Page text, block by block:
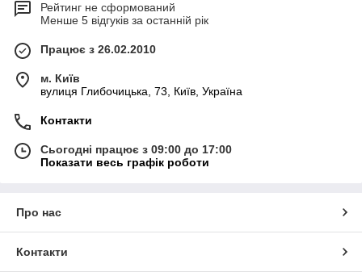
Рейтинг не сформований
Менше 5 відгуків за останній рік
Працює з 26.02.2010
м. Київ
вулиця Глибочицька, 73, Київ, Україна
Контакти
Сьогодні працює з 09:00 до 17:00
Показати весь графік роботи
Про нас
Контакти